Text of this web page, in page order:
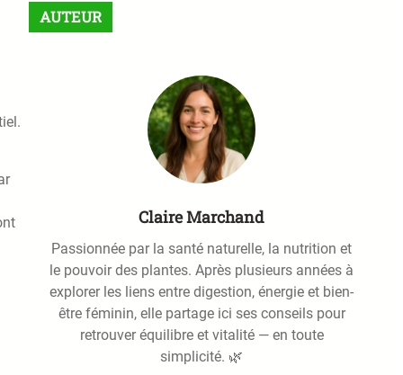
r
c
AUTEUR
Claire Marchand
Passionnée par la santé naturelle, la nutrition et
le pouvoir des plantes. Après plusieurs années à
explorer les liens entre digestion, énergie et bien-
être féminin, elle partage ici ses conseils pour
retrouver équilibre et vitalité — en toute
simplicité. 🌿